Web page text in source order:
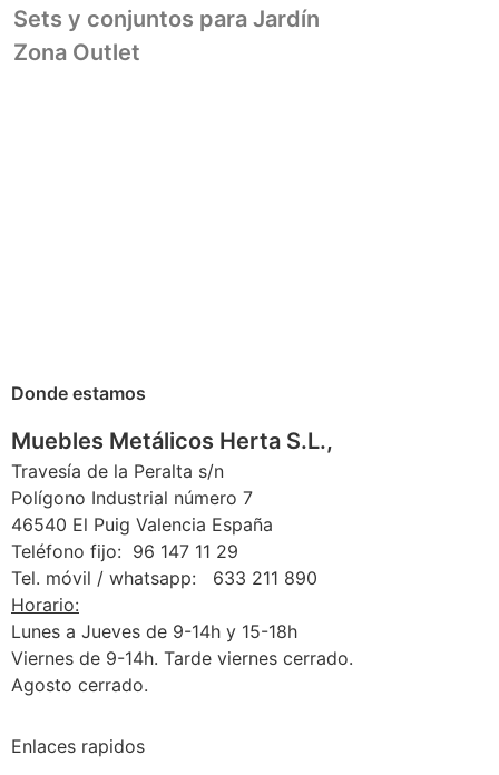
Sets y conjuntos para Jardín
Zona Outlet
Donde estamos
Muebles Metálicos Herta S.L.,
Travesía de la Peralta s/n
Polígono Industrial número 7
46540 El Puig Valencia España
Teléfono fijo: 96 147 11 29
Tel. móvil / whatsapp: 633 211 890
Horario:
Lunes a Jueves de 9-14h y 15-18h
Viernes de 9-14h. Tarde viernes cerrado.
Agosto cerrado.
Enlaces rapidos